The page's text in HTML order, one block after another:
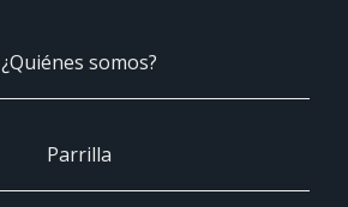
¿Quiénes somos?
Parrilla